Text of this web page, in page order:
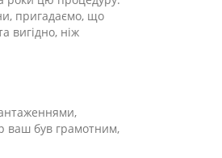
пригадаємо, що
вигідно, ніж
ваш був грамотним,